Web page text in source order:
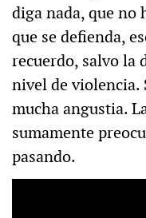
diga nada, que no
que se defienda,
recuerdo, salvo la
nivel de violencia.
mucha angustia.
sumamente
pasando.